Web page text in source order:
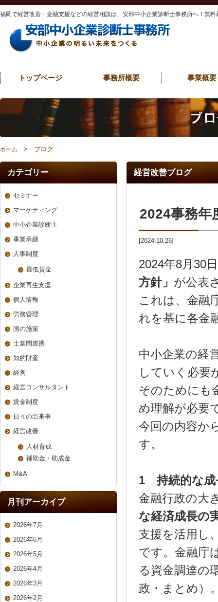
福岡で経営改善・金融支援などの経営相談は、安部中小企業診断士事務所へ！無料
トップページ 事務所概要 事業概要
ホーム > ブログ
経営改善ブログ
2024事務年
[2024.10.26]
2024年8月30
方針」 が公表
これは、金融
れを基に各金
中小企業の経
していく必要
そのためにも
め理解が必要
今回の内容か
す。
1 持続的な成
金融行政の大
な経済成長の
支援を活用し
です。金融庁
る資金調達の
政・まとめ）
カテゴリー
セミナー
マーケティング
中小企業診断士
事業承継
人事制度
最低賃金
企業再生支援
個人情報
労務管理
国の施策
士業間連携
知的財産
経営
経営コンサルタント
賃金制度
日々の出来事
経営改善
人材育成
補助金・助成金
M&A
月刊アーカイブ
2026年7月
2026年6月
2026年5月
2026年4月
2026年3月
2026年2月